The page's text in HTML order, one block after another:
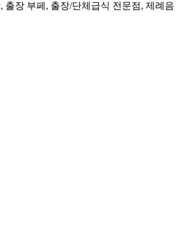
출장 부페, 출장/단체급식 전문점, 제례음